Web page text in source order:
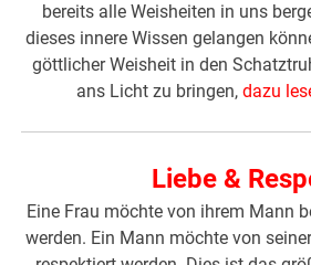
bereits alle Weisheiten in uns
dieses innere Wissen gelangen
göttlicher Weisheit in den
ans Licht zu bringen, dazu
Liebe &
Eine Frau möchte von ihrem Mann
werden. Ein Mann möchte von